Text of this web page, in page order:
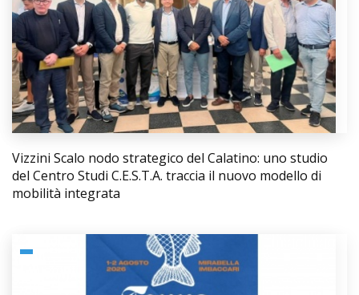
Vizzini Scalo nodo strategico del Calatino: uno studio
del Centro Studi C.E.S.T.A. traccia il nuovo modello di
mobilità integrata